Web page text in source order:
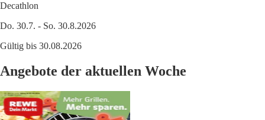
Decathlon
Do. 30.7. - So. 30.8.2026
Gültig bis 30.08.2026
Angebote der aktuellen Woche